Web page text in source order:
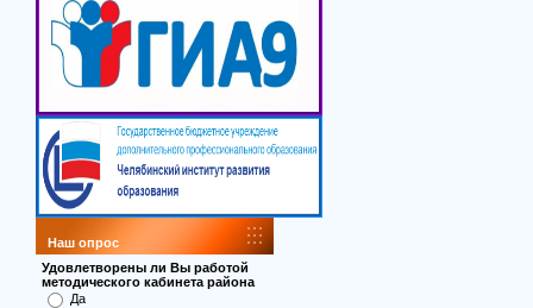
Наш опрос
Удовлетворены ли Вы работой
методического кабинета района
Да